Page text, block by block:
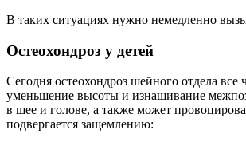
В таких ситуациях нужно немедленно
Остеохондроз у детей
Сегодня остеохондроз шейного отдела
уменьшение высоты и изнашивание
в шее и голове, а также может
подвергается защемлению: